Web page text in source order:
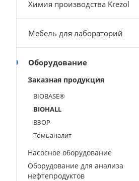
Химия производства Krezol
Мебель для лабораторий
Оборудование
Заказная продукция
BIOBASЕ®
BIOHALL
ВЗОР
Томьаналит
Насосное оборудование
Оборудование для анализа
нефтепродуктов